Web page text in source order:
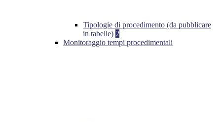
Tipologie di procedimento (da pubblicare
in tabelle) 2
Monitoraggio tempi procedimentali